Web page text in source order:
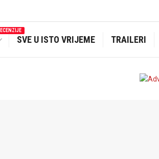
SVE U ISTO VRIJEME TRAILERI